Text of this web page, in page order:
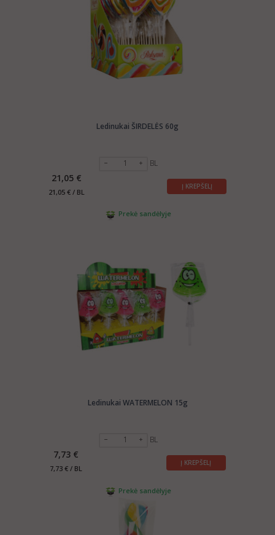
Ledinukai ŠIRDELĖS 60g
BL
21,05 €
21,05 € / BL
Į KREPŠELĮ
Prekė sandėlyje
Ledinukai WATERMELON 15g
BL
7,73 €
7,73 € / BL
Į KREPŠELĮ
Prekė sandėlyje